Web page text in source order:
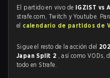
El partido en vivo de IGZIST vs
strafe.com, Twitch y Youtube.
el calendario de partidos de
Sigue el resto de la acción del
Japan Split 2 , así como VODs,
todo en Strafe.